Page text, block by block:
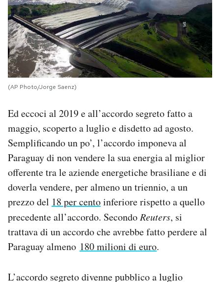
(AP Photo/Jorge Saenz)
Ed eccoci al 2019 e all’accordo segreto fatto a
maggio, scoperto a luglio e disdetto ad agosto.
Semplificando un po’, l’accordo imponeva al
Paraguay di non vendere la sua energia al miglior
offerente tra le aziende energetiche brasiliane e di
doverla vendere, per almeno un triennio, a un
prezzo del 18 per centoinferiore rispetto a quello
precedente all’accordo. Secondo Reuters, si
trattava di un accordo che avrebbe fatto perdere al
Paraguay almeno 180 milioni di euro.
L’accordo segreto divenne pubblico a luglio